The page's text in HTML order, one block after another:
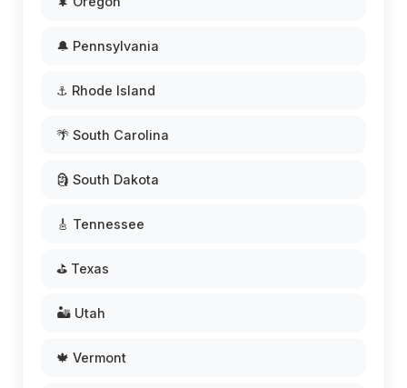
🔔 Pennsylvania
⚓ Rhode Island
🌴 South Carolina
🗿 South Dakota
🎸 Tennessee
⛳ Texas
🏜️ Utah
🍁 Vermont